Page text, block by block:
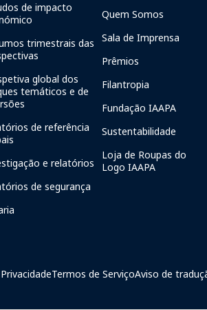
de impacto
trimestrais das
global dos
temáticos e de
de referência
e relatórios
de segurança
Quem Somos
Sala de Imprensa
Prêmios
Filantropia
Fundação IAAPA
Sustentabilidade
Loja de Roupas do
Logo IAAPA
Termos de ServiçoAviso de